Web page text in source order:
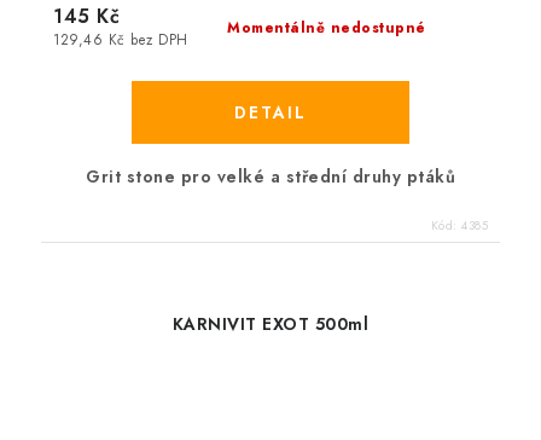
Momentálně nedostupné
129,46 Kč bez DPH
145 Kč
Grit stone pro velké a střední druhy ptáků
Kód: 4385
KARNIVIT EXOT 500ml